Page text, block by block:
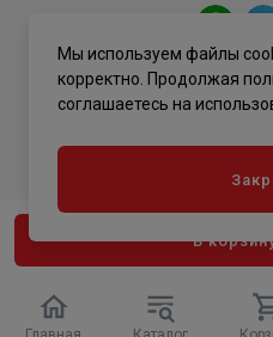
В
Политика
Мы используем файлы
корректно. Продолжая
соглашаетесь на